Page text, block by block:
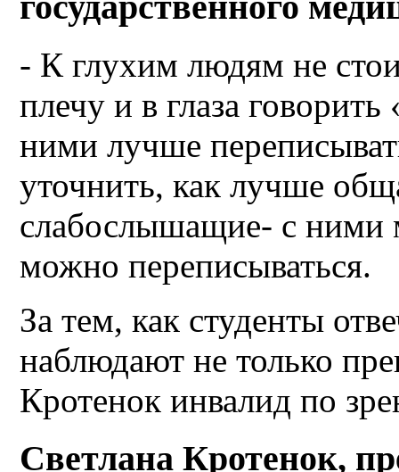
- К глухим людям не
плечу и в глаза
ними лучше
уточнить, как лучше
слабослышащие- с ними
можно переписываться.
За тем, как студенты
наблюдают не только
Кротенок инвалид по
Светлана Кротенок,